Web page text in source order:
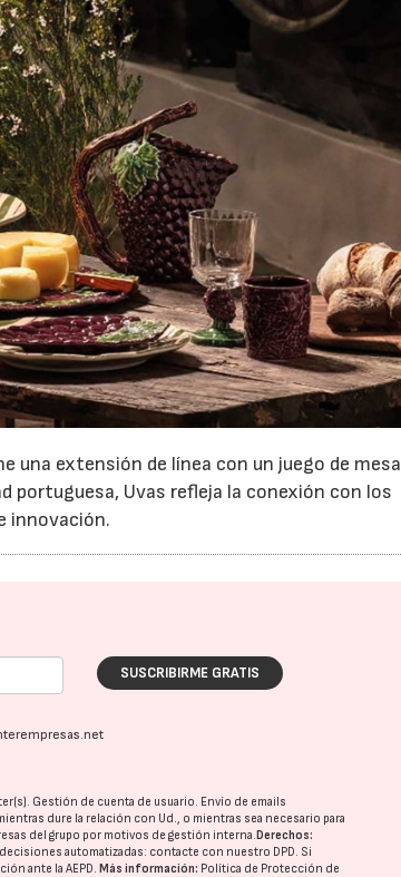
una extensión de línea con un juego de mesa
portuguesa, Uvas refleja la conexión con los
innovación.
SUSCRIBIRME GRATIS
Gestión de cuenta de usuario. Envío de emails
dure la relación con Ud., o mientras sea necesario para
del grupo por motivos de gestión interna.Derechos:
automatizadas: contacte con nuestro DPD. Si
ante laAEPD.Más información: Política de Protección de
07/07/2026